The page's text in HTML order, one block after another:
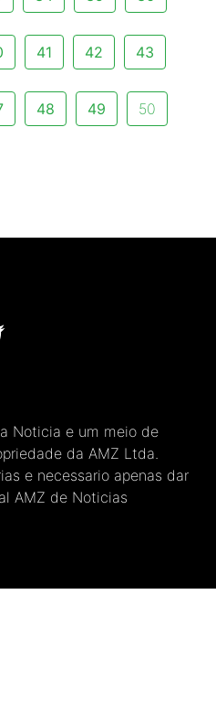
41 42 43
48 49 50
Noticia e um meio de
da AMZ Ltda.
e necessario apenas dar
AMZ de Noticias